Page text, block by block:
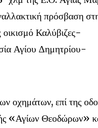
πρόσβαση
Καλύβιζες-
Αγίου Δημητρίου-
οχημάτων, επί της
«Αγίων Θεοδώρων»